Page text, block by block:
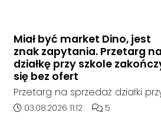
Miał być market Dino, jest
znak zapytania. Przetarg na
działkę przy szkole
się bez ofert
Przetarg na sprzedaż działki
Zespole Szkół Technicznych i
Data dodania artykułu:
03.08.2026 11:12 Liczba
5